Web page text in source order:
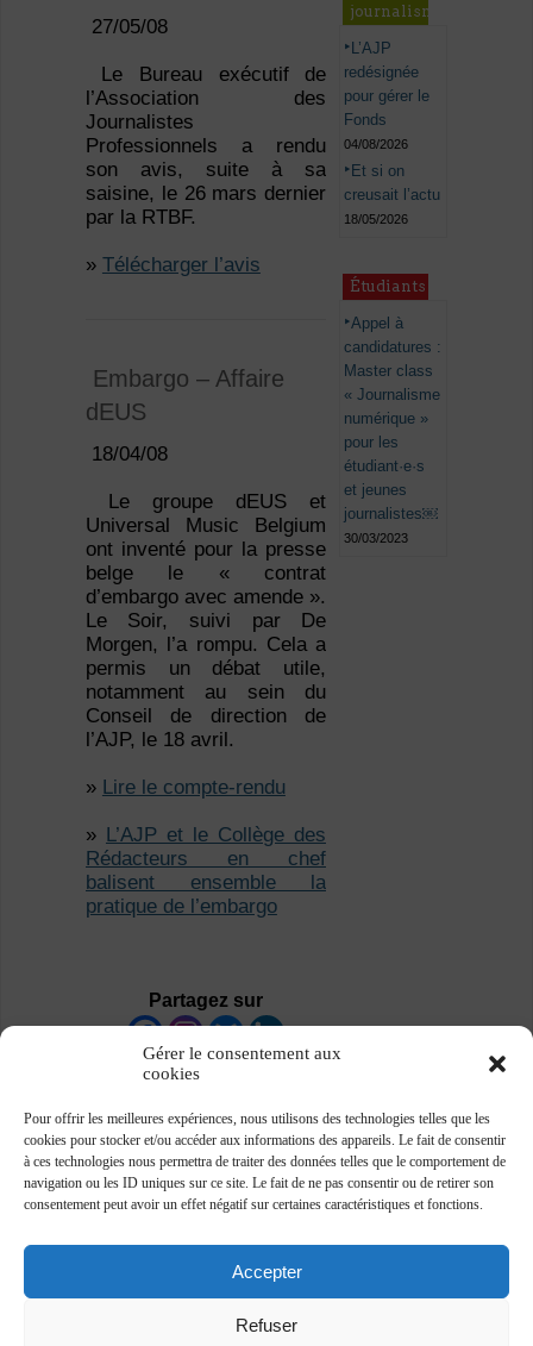
Gérer le consentement aux
cookies
Pour offrir les meilleures expériences, nous utilisons des technologies telles que les
cookies pour stocker et/ou accéder aux informations des appareils. Le fait de consentir
à ces technologies nous permettra de traiter des données telles que le comportement de
navigation ou les ID uniques sur ce site. Le fait de ne pas consentir ou de retirer son
consentement peut avoir un effet négatif sur certaines caractéristiques et fonctions.
Accepter
Refuser
27/05/08
Le Bureau exécutif de
l’Association des
Journalistes
Professionnels a rendu
son avis, suite à sa
saisine, le 26 mars dernier
par la RTBF.
» Télécharger l’avis
Embargo – Affaire
dEUS
18/04/08
Le groupe dEUS et
Universal Music Belgium
ont inventé pour la presse
belge le « contrat
d’embargo avec amende ».
Le Soir, suivi par De
Morgen, l’a rompu. Cela a
permis un débat utile,
notamment au sein du
Conseil de direction de
l’AJP, le 18 avril.
» Lire le compte-rendu
» L’AJP et le Collège des
Rédacteurs en chef
balisent ensemble la
pratique de l’embargo
Partagez sur
journalisme
L’AJP
redésignée
pour gérer le
Fonds
04/08/2026
Et si on
creusait l’actu
18/05/2026
Étudiants
Appel à
candidatures :
Master class
« Journalisme
numérique »
pour les
étudiant·e·s
et jeunes
journalistes￼
30/03/2023